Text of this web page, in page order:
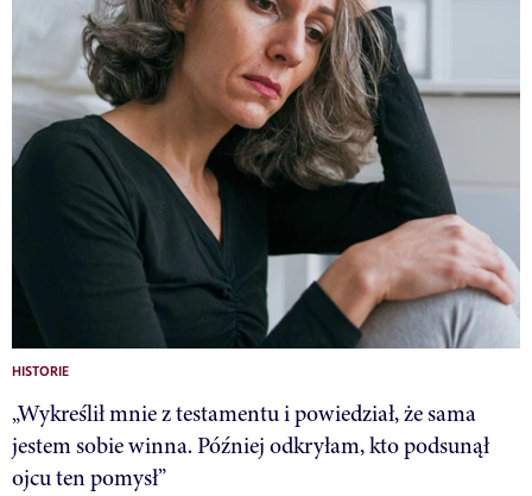
HISTORIE
„Wykreślił mnie z testamentu i powiedział, że sama
jestem sobie winna. Później odkryłam, kto podsunął
ojcu ten pomysł”